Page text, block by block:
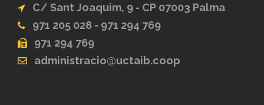
C/ Sant Joaquim, 9 - CP 07003 Palma
971 205 028 - 971 294 769
971 294 769
administracio@uctaib.coop